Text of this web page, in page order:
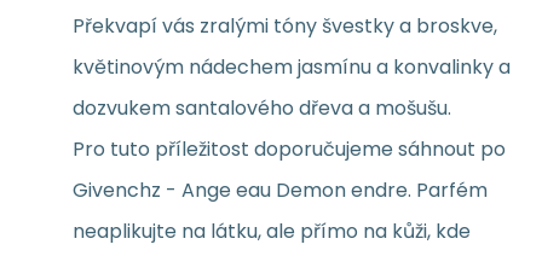
Překvapí vás zralými tóny švestky a broskve,
květinovým nádechem jasmínu a konvalinky a
dozvukem santalového dřeva a mošušu.
Pro tuto příležitost doporučujeme sáhnout po
Givenchz - Ange eau Demon endre. Parfém
neaplikujte na látku, ale přímo na kůži, kde